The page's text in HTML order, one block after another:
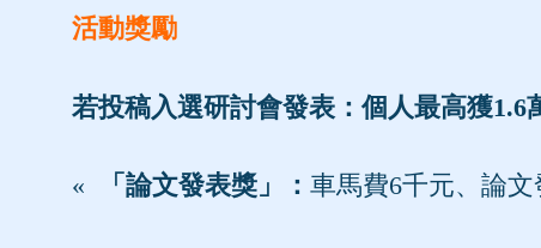
活動獎勵
若投稿入選研討會發表：個人最高獲1.6
« 「論文發表獎」： 車馬費6千元、論文